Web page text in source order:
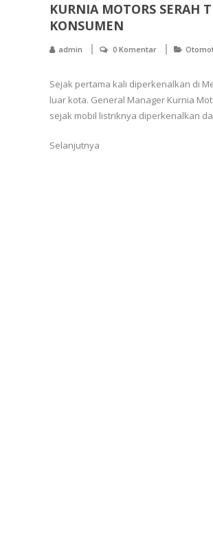
KURNIA MOTORS SERAH
KONSUMEN
admin 0 Komentar
Sejak pertama kali diperkenalkan di
luar kota. General Manager Kurnia
sejak mobil listriknya diperkenalkan
Selanjutnya